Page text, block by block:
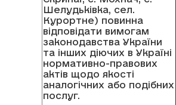
Шелудьківка, сел.
Курортне) повинна
відповідати вимогам
законодавства України
та інших діючих в Україні
нормативно-правових
актів щодо якості
аналогічних або подібних
послуг.